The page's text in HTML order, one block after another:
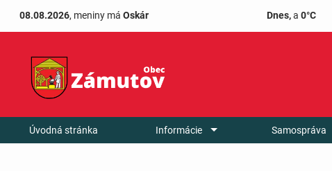
08.08.2026, meniny má Oskár Dnes, a 0°C
Úvodná stránka Informácie Samospráva